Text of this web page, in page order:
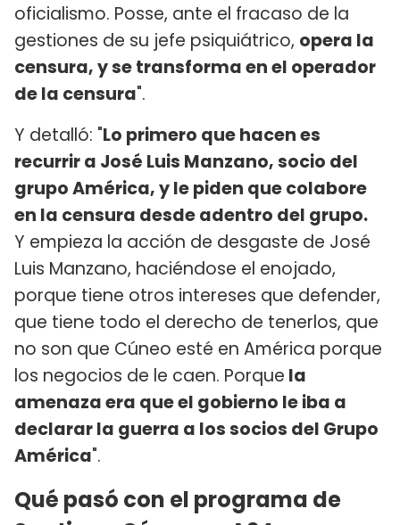
oficialismo. Posse, ante el fracaso de la
gestiones de su jefe psiquiátrico, opera la
censura, y se transforma en el operador
de la censura".
Y detalló: "Lo primero que hacen es
recurrir a José Luis Manzano, socio del
grupo América, y le piden que colabore
en la censura desde adentro del grupo.
Y empieza la acción de desgaste de José
Luis Manzano, haciéndose el enojado,
porque tiene otros intereses que defender,
que tiene todo el derecho de tenerlos, que
no son que Cúneo esté en América porque
los negocios de le caen. Porque la
amenaza era que el gobierno le iba a
declarar la guerra a los socios del Grupo
América".
Qué pasó con el programa de